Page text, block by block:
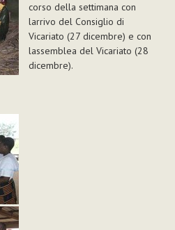
corso della settimana con
larrivo del Consiglio di
Vicariato (27 dicembre) e con
lassemblea del Vicariato (28
dicembre).